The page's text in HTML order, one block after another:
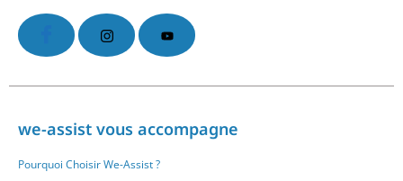
we-assist vous accompagne
Pourquoi Choisir We-Assist ?